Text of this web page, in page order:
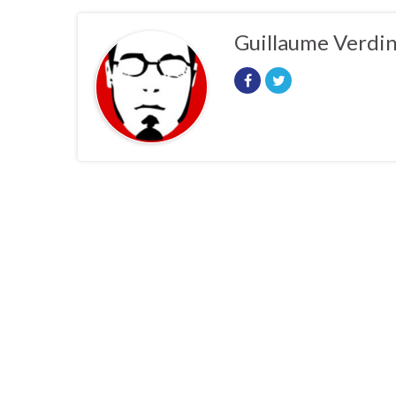
Guillaume